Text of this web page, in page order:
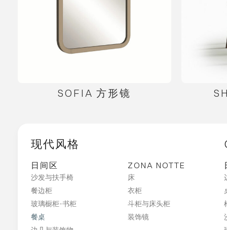
SOFIA 方形镜
现代风格
日间区
沙发与扶手椅
餐边柜
玻璃橱柜-书柜
餐桌
ZONA NOTTE
床
衣柜
斗柜与床头柜
装饰镜